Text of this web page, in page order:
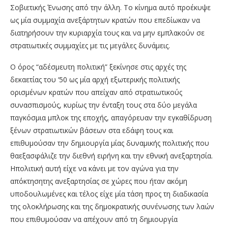
Σοβιετικής Ένωσης από την άλλη. Το κίνημα αυτό προέκυψε
ως μία συμμαχία ανεξάρτητων κρατών που επεδίωκαν να
διατηρήσουν την κυριαρχία τους και να μην εμπλακούν σε
στρατιωτικές συμμαχίες με τις μεγάλες δυνάμεις.
Ο όρος “αδέσμευτη πολιτική” ξεκίνησε στις αρχές της
δεκαετίας του ‘50 ως μία αρχή εξωτερικής πολιτικής
ορισμένων κρατών που απείχαν από στρατιωτικούς
συνασπισμούς, κυρίως την ένταξη τους στα δύο μεγάλα
παγκόσμια μπλοκ της εποχής, απαγόρευαν την εγκαθίδρυση
ξένων στρατιωτικών βάσεων στα εδάφη τους και
επιθυμούσαν την δημιουργία μίας δυναμικής πολιτικής που
θαεξασφάλιζε την διεθνή ειρήνη και την εθνική ανεξαρτησία.
Ηπολιτική αυτή είχε να κάνει με τον αγώνα για την
απόκτησητης ανεξαρτησίας σε χώρες που ήταν ακόμη
υποδουλωμένες και τέλος είχε μία τάση προς τη διαδικασία
της ολοκλήρωσης και της δημοκρατικής συνένωσης των λαών
που επιθυμούσαν να απέχουν από τη δημιουργία